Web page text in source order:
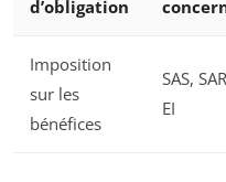
d’obligation
Imposition
sur les
bénéfices
SAS,
EI